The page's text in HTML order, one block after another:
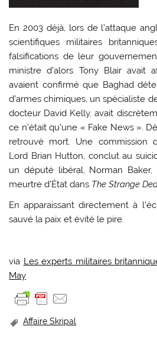
En 2003 déjà, lors de l’attaque
scientifiques militaires
falsifications de leur
ministre d’alors Tony Blair avait
avaient confirmé que Baghad
d’armes chimiques, un spécialiste
docteur David Kelly, avait
ce n’était qu’une « Fake News ».
retrouvé mort. Une commission
Lord Brian Hutton, conclut au
un député libéral, Norman
meurtre d’État dans The Strange
En apparaissant directement à
sauvé la paix et évité le pire.
via Les experts militaires
May
Affaire Skripal